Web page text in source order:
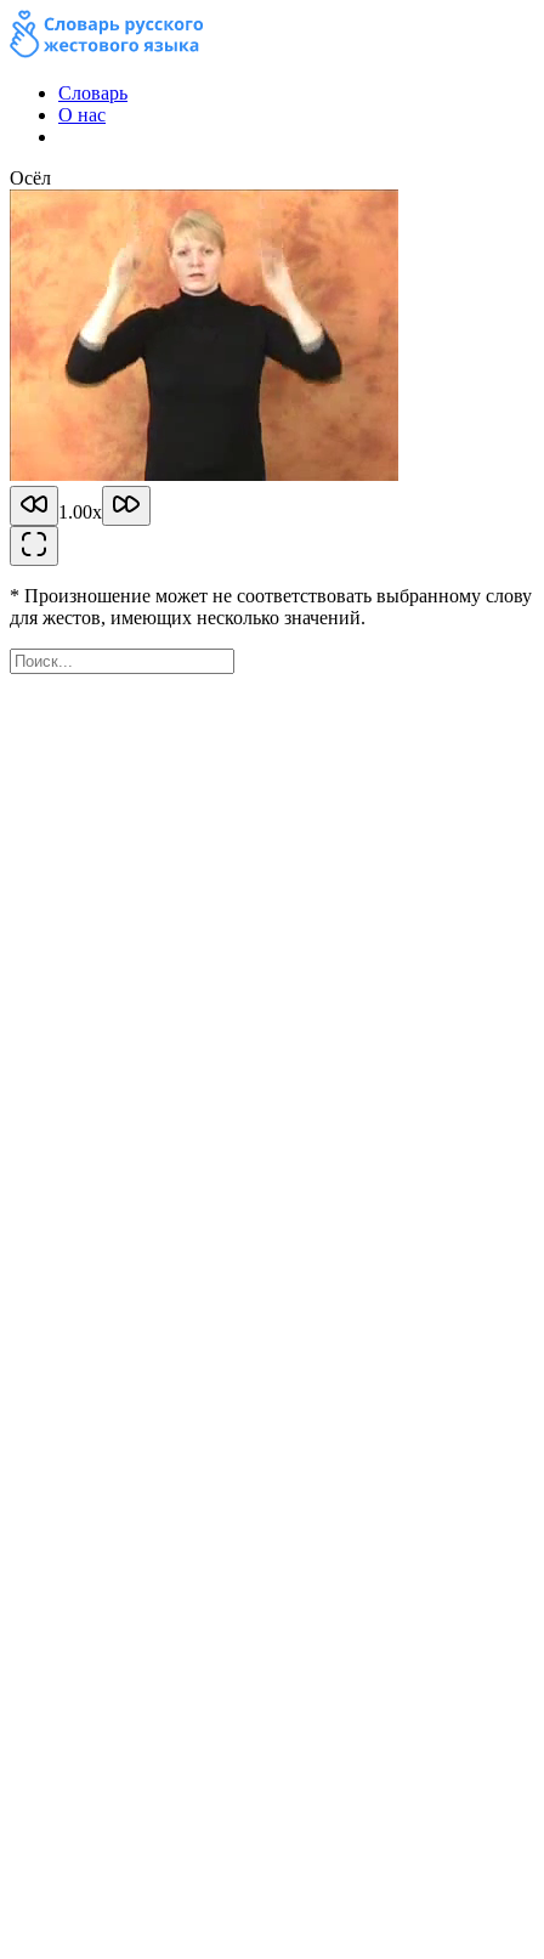
Словарь
О нас
Осёл
1.00x
* Произношение может не соответствовать выбранному слову
для жестов, имеющих несколько значений.